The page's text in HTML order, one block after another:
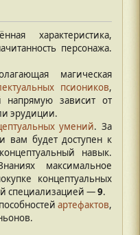
характеристика,
персонажа.
магическая
псиоников,
напрямую зависит от
эрудиции.
умений. За
вам будет доступен к
навык.
максимальное
концептуальных
специализацией —9.
артефактов,